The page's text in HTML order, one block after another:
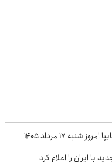
۱۷ مرداد ۱۴۰۵
با ایران را اعلام کرد